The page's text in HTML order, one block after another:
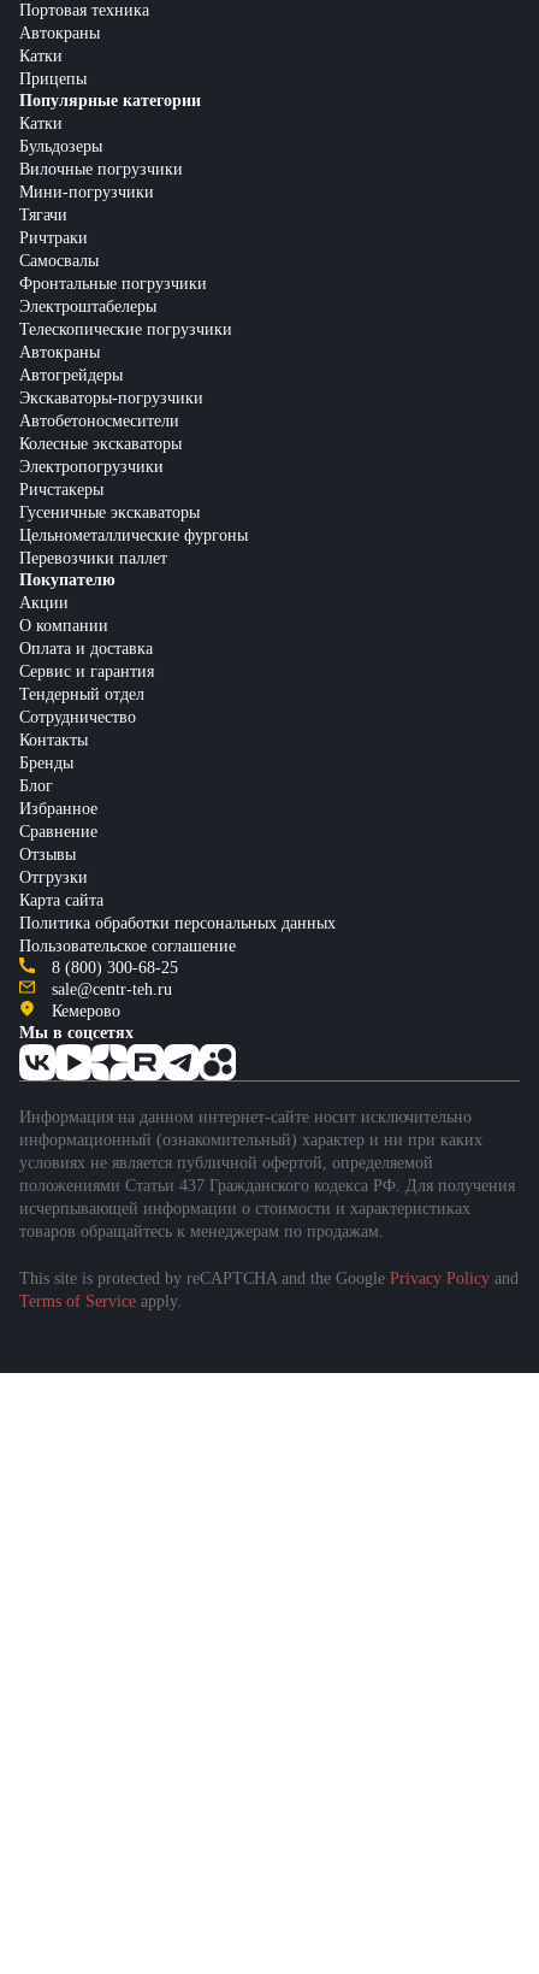
Портовая техника
Автокраны
Катки
Прицепы
Популярные категории
Катки
Бульдозеры
Вилочные погрузчики
Мини-погрузчики
Тягачи
Ричтраки
Самосвалы
Фронтальные погрузчики
Электроштабелеры
Телескопические погрузчики
Автокраны
Автогрейдеры
Экскаваторы-погрузчики
Автобетоносмесители
Колесные экскаваторы
Электропогрузчики
Ричстакеры
Гусеничные экскаваторы
Цельнометаллические фургоны
Перевозчики паллет
Покупателю
Акции
О компании
Оплата и доставка
Сервис и гарантия
Тендерный отдел
Сотрудничество
Контакты
Бренды
Блог
Избранное
Сравнение
Отзывы
Отгрузки
Карта сайта
Политика обработки персональных данных
Пользовательское соглашение
8 (800) 300-68-25
sale@centr-teh.ru
Кемерово
Мы в соцсетях
Информация на данном интернет-сайте носит исключительно
информационный (ознакомительный) характер и ни при каких
условиях не является публичной офертой, определяемой
положениями Статьи 437 Гражданского кодекса РФ. Для получения
исчерпывающей информации о стоимости и характеристиках
товаров обращайтесь к менеджерам по продажам.
This site is protected by reCAPTCHA and the Google Privacy Policy and
Terms of Service apply.